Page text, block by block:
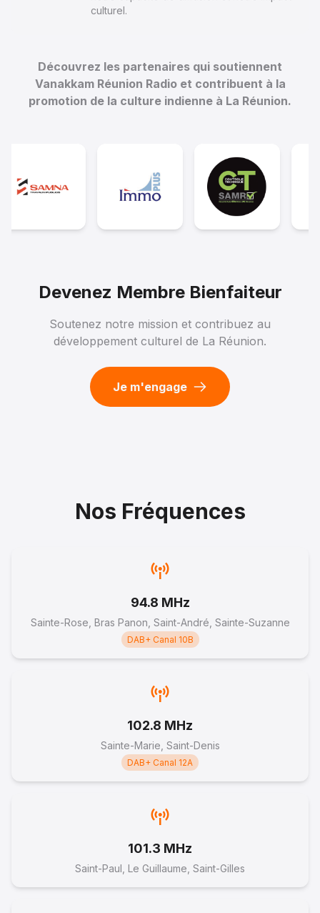
culturel.
Découvrez les partenaires qui soutiennent
Vanakkam Réunion Radio et contribuent à la
promotion de la culture indienne à La Réunion.
Devenez Membre Bienfaiteur
Soutenez notre mission et contribuez au
développement culturel de La Réunion.
Je m'engage
Nos Fréquences
94.8 MHz
Sainte-Rose, Bras Panon, Saint-André, Sainte-Suzanne
DAB+ Canal 10B
102.8 MHz
Sainte-Marie, Saint-Denis
DAB+ Canal 12A
101.3 MHz
Saint-Paul, Le Guillaume, Saint-Gilles